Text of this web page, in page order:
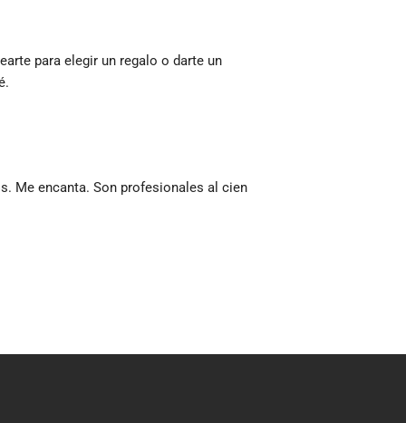
para elegir un regalo o darte un
Me encanta. Son profesionales al cien